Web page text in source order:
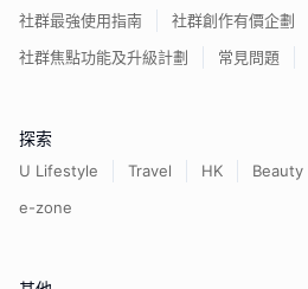
社群最強使用指南
社群創作有價企劃
社群焦點功能及升級計劃
常見問題
探索
U Lifestyle Travel HK Beauty
e-zone